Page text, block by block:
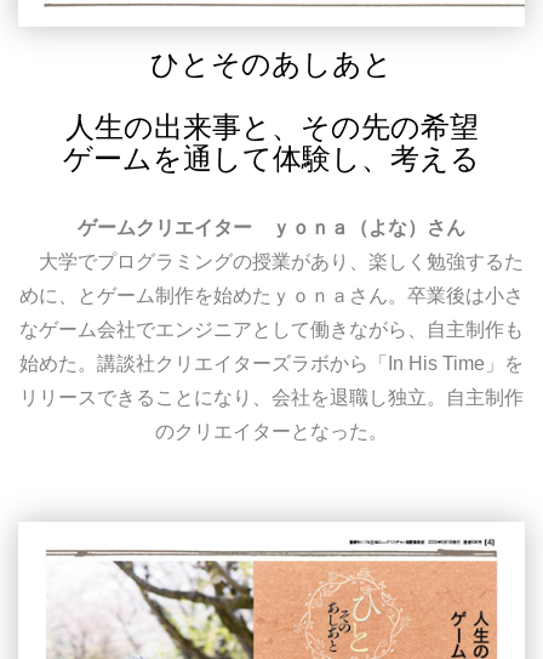
ひとそのあしあと
人生の出来事と、その先の希望
ゲームを通して体験し、考える
ゲームクリエイター ｙｏｎａ（よな）さん
大学でプログラミングの授業があり、楽しく勉強するた
めに、とゲーム制作を始めたｙｏｎａさん。卒業後は小さ
なゲーム会社でエンジニアとして働きながら、自主制作も
始めた。講談社クリエイターズラボから「In His Time」を
リリースできることになり、会社を退職し独立。自主制作
のクリエイターとなった。